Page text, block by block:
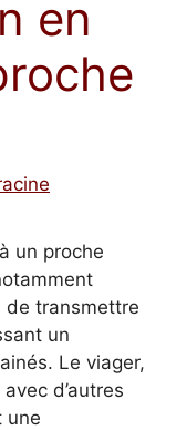
en
un proche
de transmettre
un
Le viager,
d’autres
une